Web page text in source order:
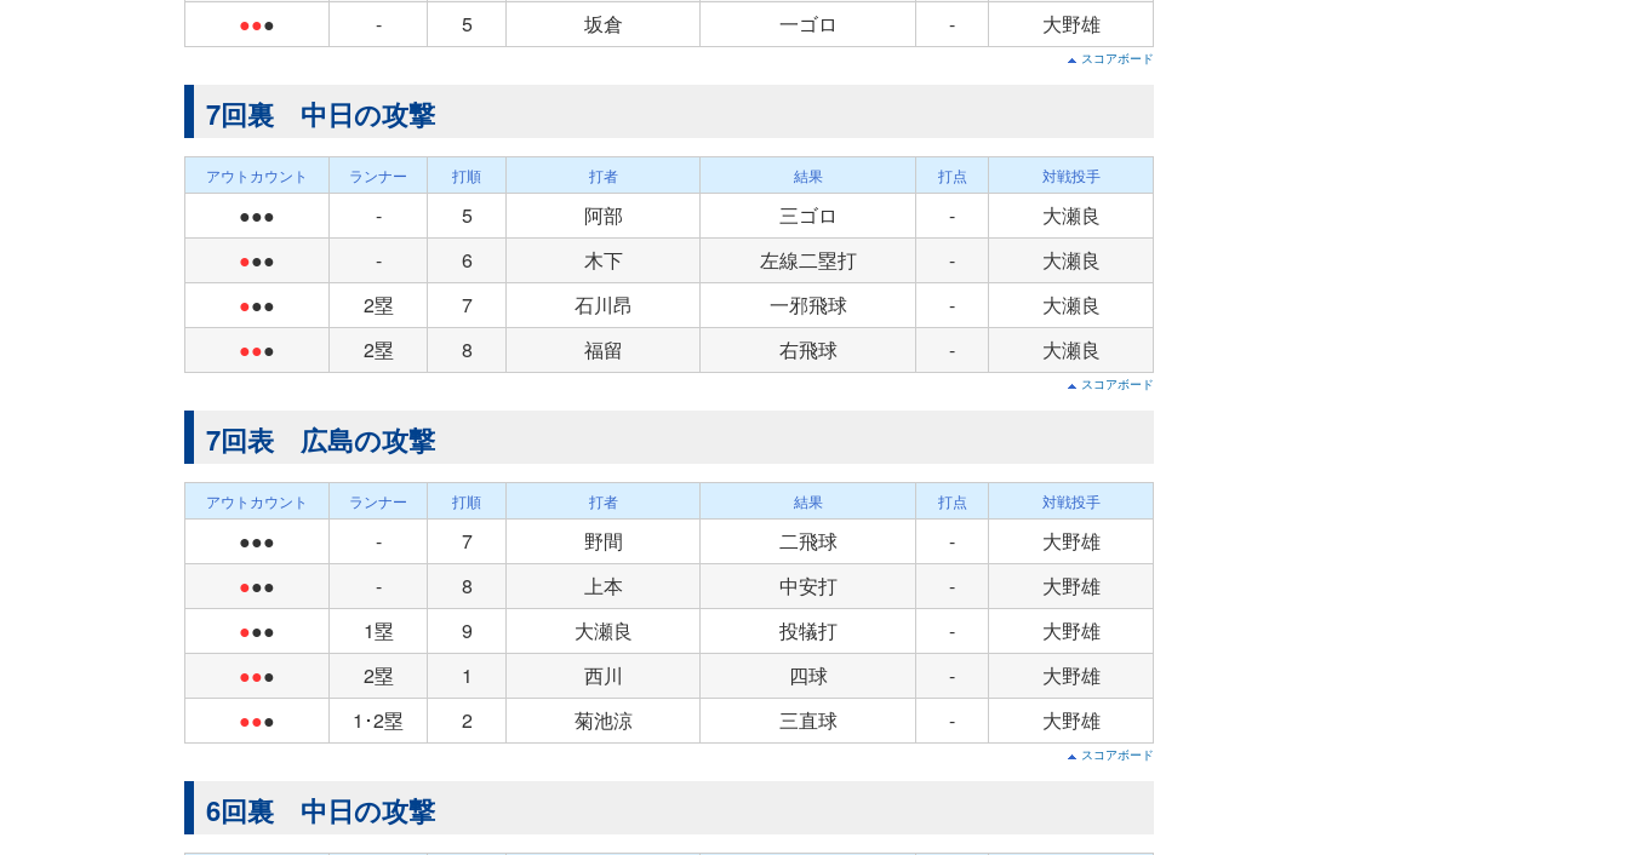
●●● - 5 坂倉 一ゴロ - 大野雄
スコアボード
7回裏 中日の攻撃
アウトカウント ランナー 打順 打者 結果 打点 対戦投手
●●● - 5 阿部 三ゴロ -
大瀬良
●●● - 6 木下 左線二塁打 -
大瀬良
●●● 2塁 7 石川昂 一邪飛球 -
大瀬良
●●● 2塁 8 福留 右飛球 - 大瀬良
スコアボード
7回表 広島の攻撃
アウトカウント ランナー 打順 打者 結果 打点 対戦投手
●●● - 7 野間 二飛球 -
大野雄
●●● - 8 上本 中安打 -
大野雄
●●● 1塁 9 大瀬良 投犠打 -
大野雄
●●● 2塁 1 西川 四球 -
大野雄
●●● 1･2塁 2 菊池涼 三直球 - 大野雄
スコアボード
6回裏 中日の攻撃